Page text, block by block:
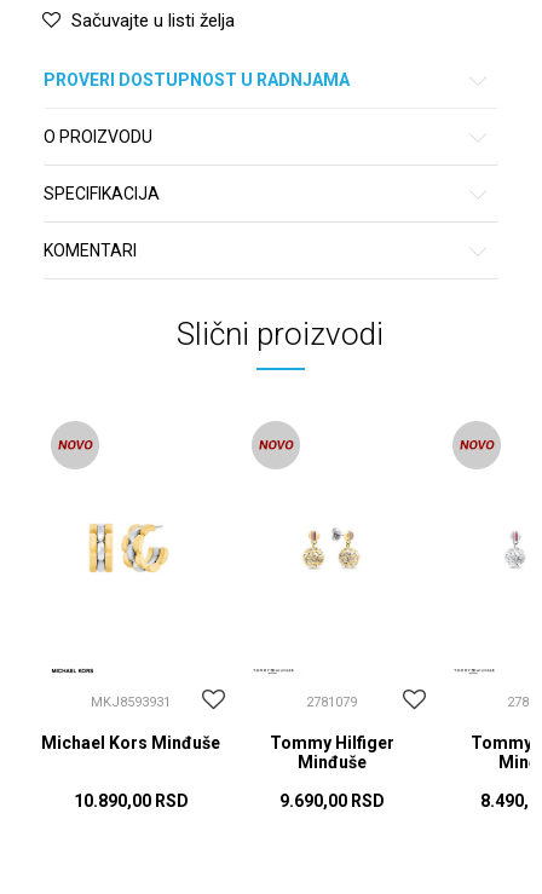
Sačuvajte u listi želja
PROVERI DOSTUPNOST U RADNJAMA
O PROIZVODU
SPECIFIKACIJA
KOMENTARI
Slični proizvodi
MKJ8593931
Michael Kors Minđuše
10.890,00 RSD
2781079
Tommy Hilfiger
Minđuše
9.690,00 RSD
Tommy